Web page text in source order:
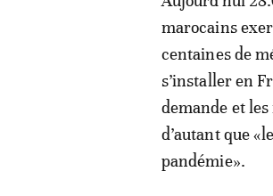
marocains
centaines de
s’installer en
demande et
d’autant que
pandémie».